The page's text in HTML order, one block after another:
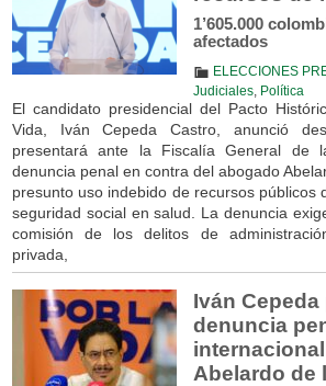
1’605.000
afectados
ELECCIONES
Judiciales, Política
El candidato presidencial del Pacto
Vida, Iván Cepeda Castro, anunció
presentará ante la Fiscalía General de
denuncia penal en contra del abogado
presunto uso indebido de recursos públicos
seguridad social en salud. La denuncia
comisión de los delitos de
privada,
Iván
denuncia
Abelardo de